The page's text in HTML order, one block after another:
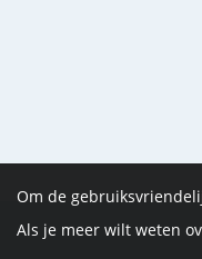
Om de
Als je meer wilt weten